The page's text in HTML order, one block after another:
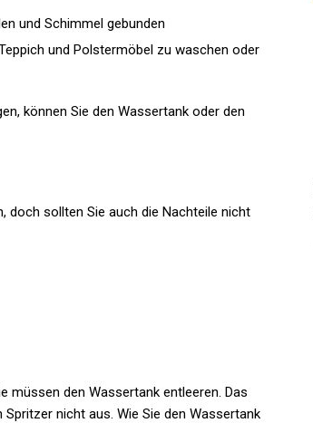
und Schimmel gebunden
und Polstermöbel zu waschen oder
können Sie den Wassertank oder den
doch sollten Sie auch die Nachteile nicht
müssen den Wassertank entleeren. Das
nicht aus. Wie Sie den Wassertank